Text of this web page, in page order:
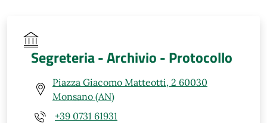
Segreteria - Archivio - Protocollo
Piazza Giacomo Matteotti, 2 60030
Monsano (AN)
+39 0731 61931